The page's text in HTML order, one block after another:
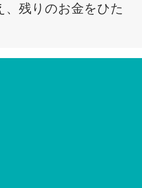
、残りのお金をひた